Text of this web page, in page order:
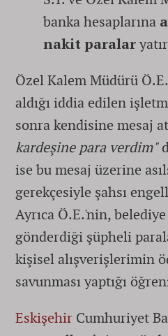
banka hesaplarına
nakit paralar
Özel Kalem Müdürü
aldığı iddia edilen
sonra kendisine mesaj
kardeşine para verdim"
ise bu mesaj üzerine
gerekçesiyle şahsı
Ayrıca Ö.E.'nin,
gönderdiği şüpheli
kişisel alışverişlerimin
savunması yaptığı
Eskişehir Cumhuriyet